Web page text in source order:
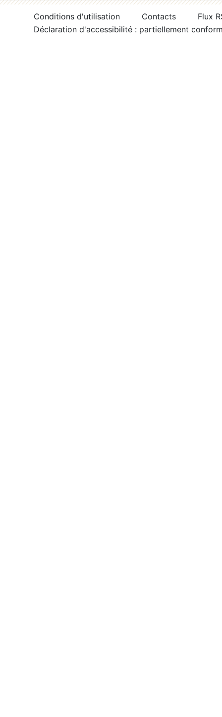
Conditions d'utilisation Contacts
Flux
Déclaration d'accessibilité : partiellement